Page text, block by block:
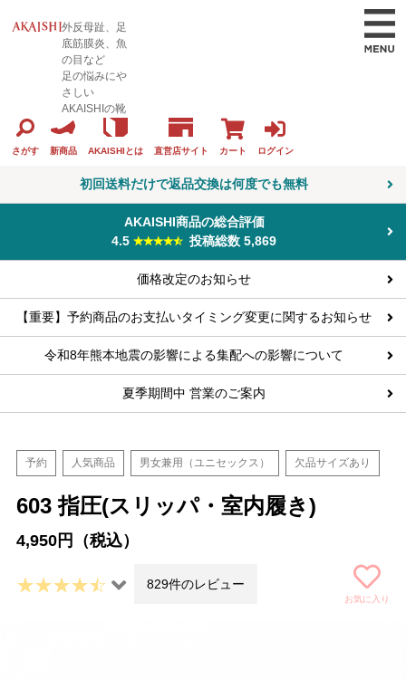
外反母趾、足
底筋膜炎、魚
の目など
足の悩みにや
さしい
AKAISHIの靴
さがす 新商品 AKAISHIとは 直営店サイト カート ログイン
初回送料だけで返品交換は何度でも無料
AKAISHI商品の総合評価
4.5
投稿総数 5,869
価格改定のお知らせ
【重要】予約商品のお支払いタイミング変更に関するお知らせ
令和8年熊本地震の影響による集配への影響について
夏季期間中 営業のご案内
予約 人気商品 男女兼用（ユニセックス） 欠品サイズあり
603 指圧(スリッパ・室内履き)
4,950円（税込）
829件のレビュー
お気に入り